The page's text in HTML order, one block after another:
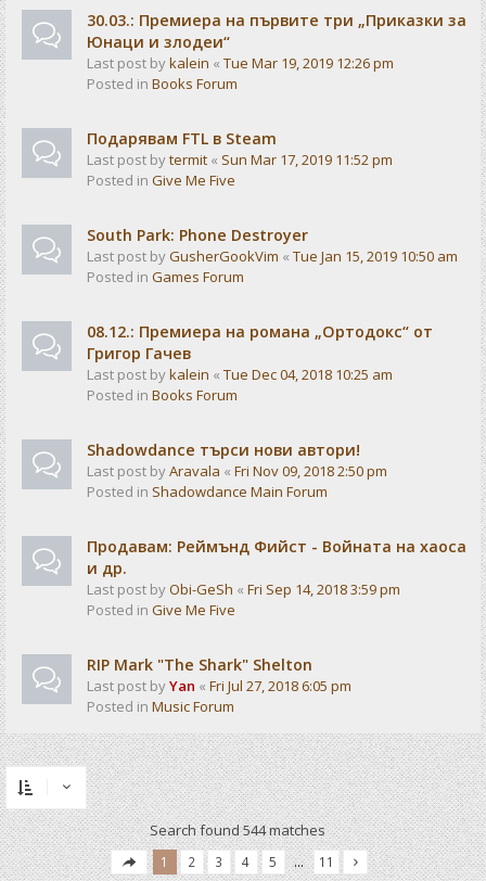
30.03.: Премиера на първите три „Приказки за
Юнаци и злодеи“
Last post bykalein « Tue Mar 19, 2019 12:26 pm
Posted in Books Forum
Подарявам FTL в Steam
Last post bytermit « Sun Mar 17, 2019 11:52 pm
Posted in Give Me Five
South Park: Phone Destroyer
Last post byGusherGookVim « Tue Jan 15, 2019 10:50 am
Posted in Games Forum
08.12.: Премиера на романа „Ортодокс“ от
Григор Гачев
Last post bykalein « Tue Dec 04, 2018 10:25 am
Posted in Books Forum
Shadowdance търси нови автори!
Last post byAravala « Fri Nov 09, 2018 2:50 pm
Posted in Shadowdance Main Forum
Продавам: Реймънд Фийст - Войната на хаоса
и др.
Last post byObi-GeSh « Fri Sep 14, 2018 3:59 pm
Posted in Give Me Five
RIP Mark "The Shark" Shelton
Last post byYan « Fri Jul 27, 2018 6:05 pm
Posted in Music Forum
Search found 544 matches
1 2 3 4 5 … 11